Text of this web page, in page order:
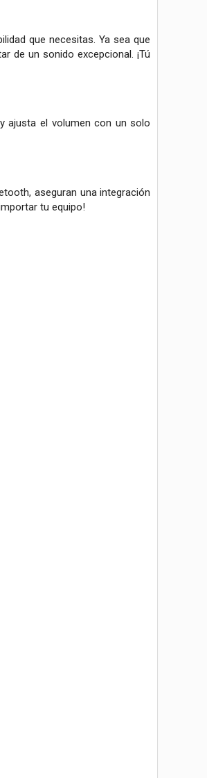
que necesitas. Ya sea que
de un sonido excepcional. ¡Tú
ajusta el volumen con un solo
aseguran una integración
tu equipo!